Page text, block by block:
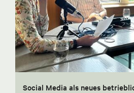
Social Media als neues